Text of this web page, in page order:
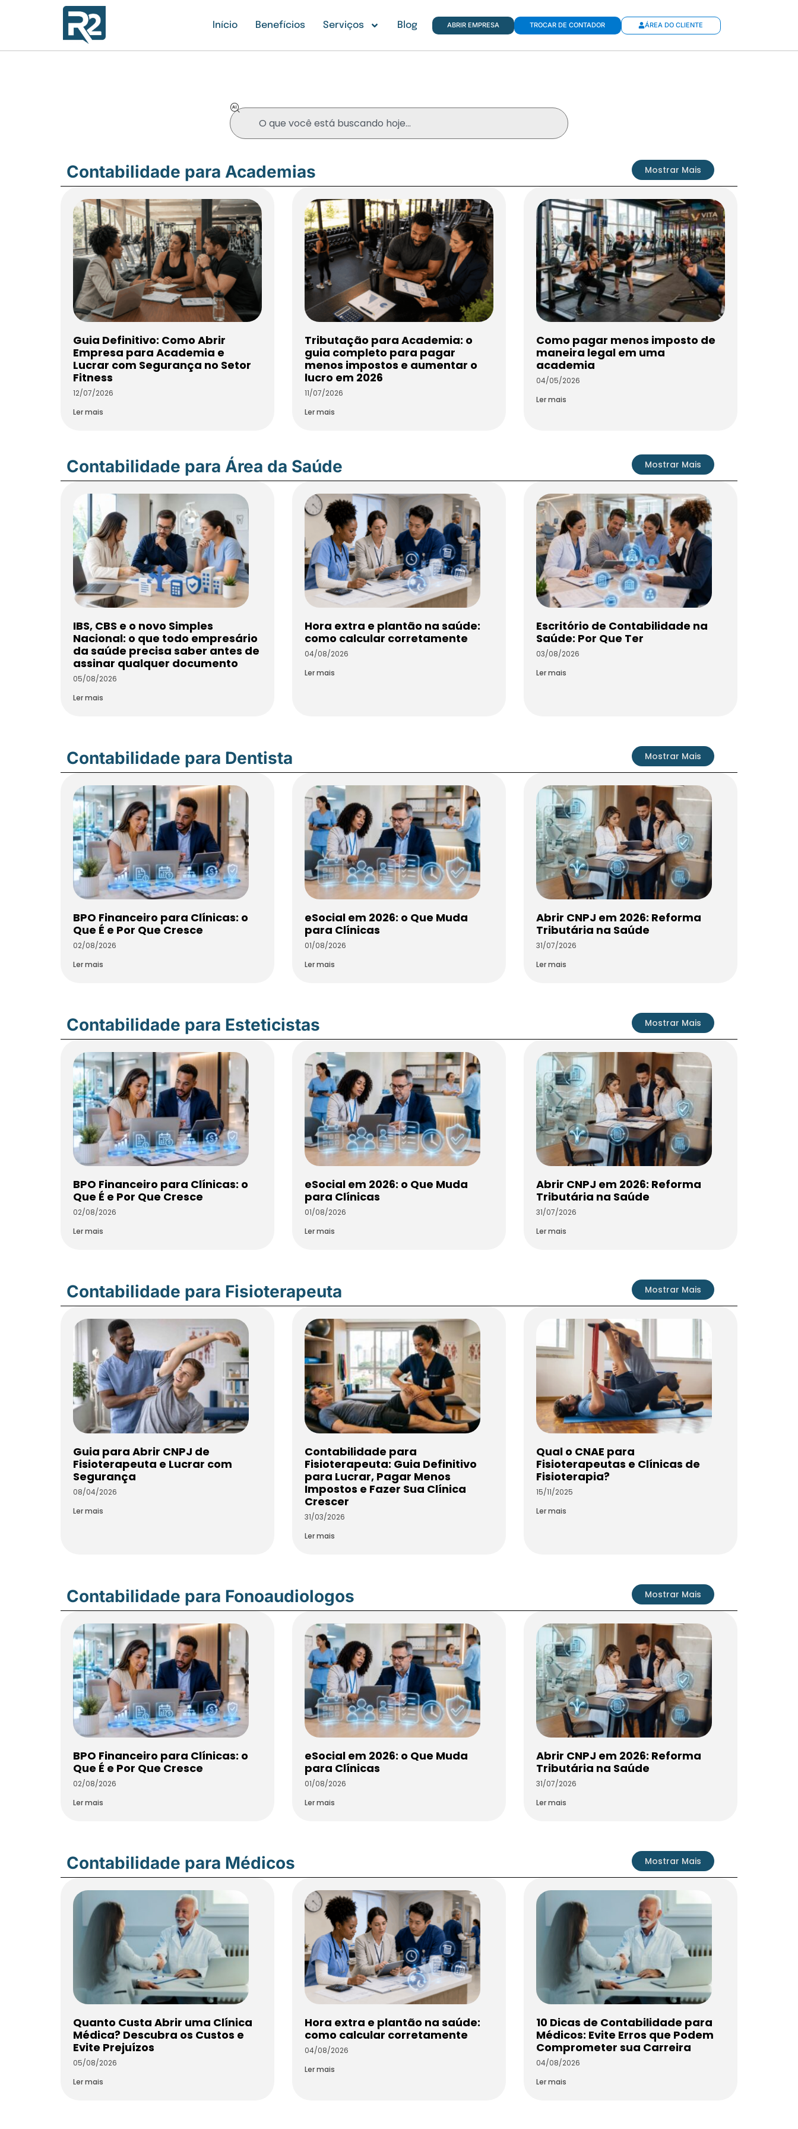
Início Benefícios Serviços Blog ABRIR EMPRESA TROCAR DE CONTADOR ÁREA DO CLIENTE
Contabilidade para Academias Mostrar Mais
Guia Definitivo: Como Abrir
Empresa para Academia e
Lucrar com Segurança no Setor
Fitness
12/07/2026
Ler mais
Tributação para Academia: o
guia completo para pagar
menos impostos e aumentar o
lucro em 2026
11/07/2026
Ler mais
Como pagar menos imposto de
maneira legal em uma
academia
04/05/2026
Ler mais
Contabilidade para Área da Saúde Mostrar Mais
IBS, CBS e o novo Simples
Nacional: o que todo empresário
da saúde precisa saber antes de
assinar qualquer documento
05/08/2026
Ler mais
Hora extra e plantão na saúde:
como calcular corretamente
04/08/2026
Ler mais
Escritório de Contabilidade na
Saúde: Por Que Ter
03/08/2026
Ler mais
Contabilidade para Dentista Mostrar Mais
BPO Financeiro para Clínicas: o
Que É e Por Que Cresce
02/08/2026
Ler mais
eSocial em 2026: o Que Muda
para Clínicas
01/08/2026
Ler mais
Abrir CNPJ em 2026: Reforma
Tributária na Saúde
31/07/2026
Ler mais
Contabilidade para Esteticistas Mostrar Mais
BPO Financeiro para Clínicas: o
Que É e Por Que Cresce
02/08/2026
Ler mais
eSocial em 2026: o Que Muda
para Clínicas
01/08/2026
Ler mais
Abrir CNPJ em 2026: Reforma
Tributária na Saúde
31/07/2026
Ler mais
Contabilidade para Fisioterapeuta Mostrar Mais
Guia para Abrir CNPJ de
Fisioterapeuta e Lucrar com
Segurança
08/04/2026
Ler mais
Contabilidade para
Fisioterapeuta: Guia Definitivo
para Lucrar, Pagar Menos
Impostos e Fazer Sua Clínica
Crescer
31/03/2026
Ler mais
Qual o CNAE para
Fisioterapeutas e Clínicas de
Fisioterapia?
15/11/2025
Ler mais
Contabilidade para Fonoaudiologos Mostrar Mais
BPO Financeiro para Clínicas: o
Que É e Por Que Cresce
02/08/2026
Ler mais
eSocial em 2026: o Que Muda
para Clínicas
01/08/2026
Ler mais
Abrir CNPJ em 2026: Reforma
Tributária na Saúde
31/07/2026
Ler mais
Contabilidade para Médicos Mostrar Mais
Quanto Custa Abrir uma Clínica
Médica? Descubra os Custos e
Evite Prejuízos
05/08/2026
Ler mais
Hora extra e plantão na saúde:
como calcular corretamente
04/08/2026
Ler mais
10 Dicas de Contabilidade para
Médicos: Evite Erros que Podem
Comprometer sua Carreira
04/08/2026
Ler mais